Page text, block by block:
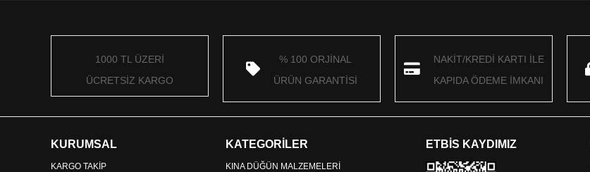
1000 TL ÜZERİ
ÜCRETSİZ KARGO
% 100 ORJİNAL
ÜRÜN GARANTİSİ
NAKİT/KREDİ KARTI İLE
KAPIDA ÖDEME İMKANI
KURUMSAL
KARGO TAKİP
KATEGORİLER
KINA DÜĞÜN MALZEMELERİ
ETBİS KAYDIMIZ